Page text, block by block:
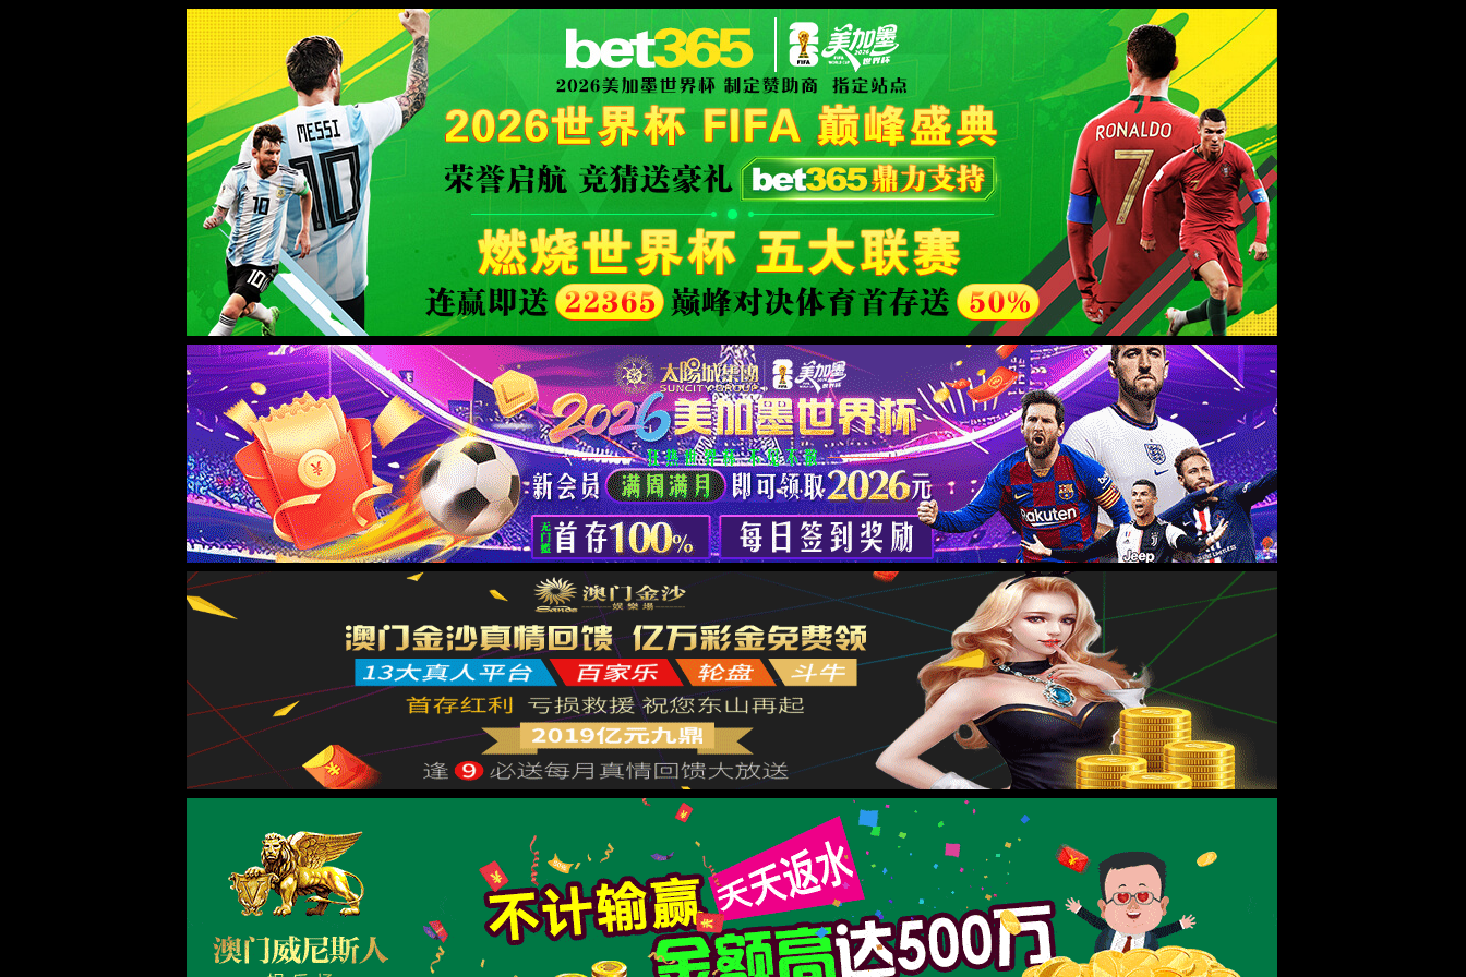
WTS-WAF拦截详情
出现该页面的原因:
1.你的请求是黑客攻击
2.你的请求合法但触发了安全规则,请提交问题反馈
XML 地图